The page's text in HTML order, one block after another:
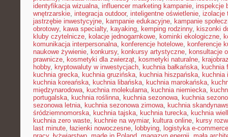
identyfikacja wizualna, influencer marketing kampanie, inspekcje
wnętrzarskie, integracja outdoor, inteligentne oświetlenie, izolacje
jastrzębie inwestycyjne, kampanie edukacyjne, kampanie
obrotowy, kawa specialty, kayaking, kemping rodzinny, kiszonki
kluby czytelnicze, kolacje jednogarnkowe, kominki ekologiczne,
komunikacja interpersonalna, konferencje hotelowe, konferencje
naukowe żywienie, konkursy, konkursy artystyczne, konsultacje
prawnicze, kosmetyki dla zwierząt, kosmetyki naturalne,
hobby, kryptowaluty w inwestycjach, kuchnia bałkańska, kuchnia
kuchnia grecka, kuchnia gruzińska, kuchnia hiszpańska, kuchnia
kuchnia koreańska, kuchnia libańska, kuchnia marokańska,
międzynarodowa, kuchnia molekularna, kuchnia niemiecka,
portugalska, kuchnia roślinna, kuchnia sezonowa, kuchnia
sezonowa letnia, kuchnia sezonowa zimowa, kuchnia
śródziemnomorska, kuchnia tajska, kuchnia turecka, kuchnia
kuchnia zero waste, kuchnie na wymiar, kultura online, kursy
last minute, łazienki nowoczesne, lobbying, logistyka e-commerce